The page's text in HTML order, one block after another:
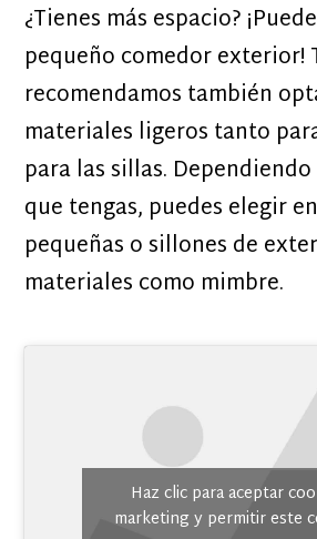
¿Tienes más espacio?
pequeño comedor exterior!
recomendamos también
materiales ligeros tanto
para las sillas.
que tengas, puedes elegir
pequeñas o sillones de
materiales como mimbre.
Haz clic para aceptar
marketing y permitir este